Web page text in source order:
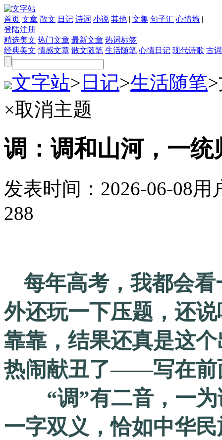
首页 文章 散文 日记 诗词 小说 其他 | 文集 句子汇 心情墙 |
登陆注册
精选美文 热门文章 最新文章 热词标签
经典美文 情感文章 散文随笔 生活随笔 心情日记 现代诗歌 古
文字站> 日记>生活随笔>
×取消主题
调：调和山河，一统
发表时间： 2026-06-08用
288
每年高考，我都会
外还玩一下压题，还
靠靠，结果还真是这
热闹献丑了——写在前
“调”有二音，一为
一字双义，恰如中华